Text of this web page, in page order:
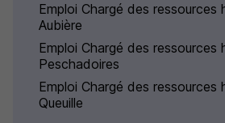
Emploi Chargé des ressources
Aubière
Emploi Chargé des ressources
Peschadoires
Emploi Chargé des ressources
Queuille